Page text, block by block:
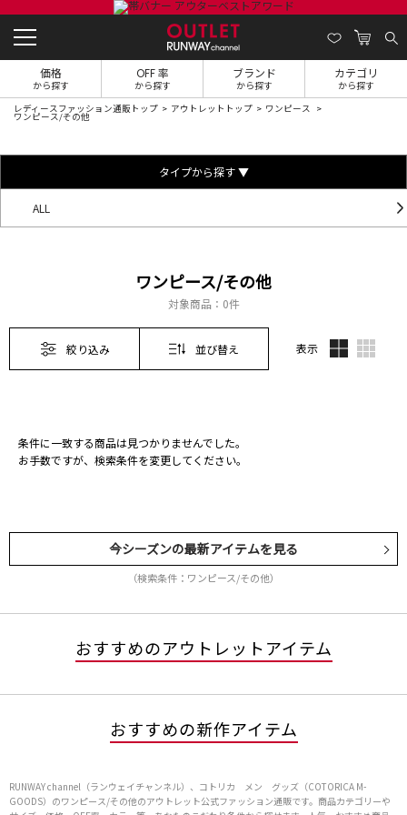
価格
から探す
OFF 率
から探す
ブランド
から探す
カテゴリ
から探す
レディースファッション通販トップ アウトレットトップ ワンピース
ワンピース/その他
タイプから探す ▼
ALL
ワンピース/その他
対象商品： 0件
絞り込み 並び替え 表示
条件に一致する商品は見つかりませんでした。
お手数ですが、検索条件を変更してください。
今シーズンの最新アイテムを見る
（検索条件：ワンピース/その他）
おすすめのアウトレットアイテム
おすすめの新作アイテム
RUNWAY channel（ランウェイチャンネル）、コトリカ メン グッズ（COTORICA M-
GOODS）のワンピース/その他のアウトレット公式ファッション通販です。商品カテゴリーや